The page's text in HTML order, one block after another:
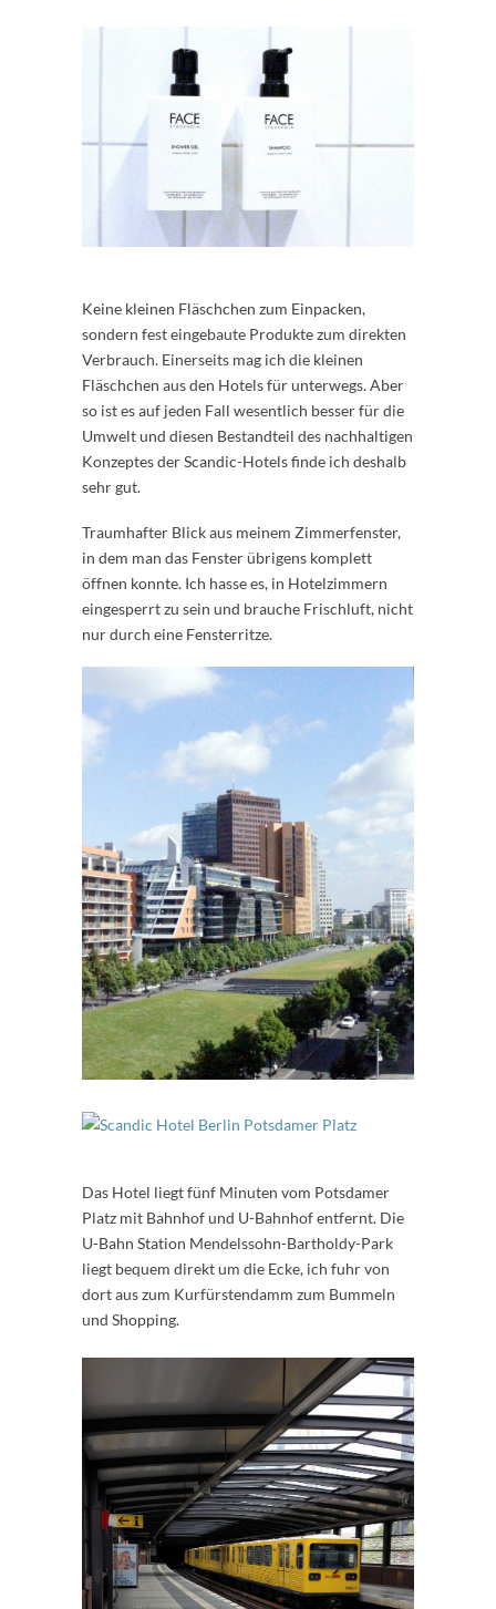
Keine kleinen Fläschchen zum Einpacken,
sondern fest eingebaute Produkte zum direkten
Verbrauch. Einerseits mag ich die kleinen
Fläschchen aus den Hotels für unterwegs. Aber
so ist es auf jeden Fall wesentlich besser für die
Umwelt und diesen Bestandteil des nachhaltigen
Konzeptes der Scandic-Hotels finde ich deshalb
sehr gut.
Traumhafter Blick aus meinem Zimmerfenster,
in dem man das Fenster übrigens komplett
öffnen konnte. Ich hasse es, in Hotelzimmern
eingesperrt zu sein und brauche Frischluft, nicht
nur durch eine Fensterritze.
Das Hotel liegt fünf Minuten vom Potsdamer
Platz mit Bahnhof und U-Bahnhof entfernt. Die
U-Bahn Station Mendelssohn-Bartholdy-Park
liegt bequem direkt um die Ecke, ich fuhr von
dort aus zum Kurfürstendamm zum Bummeln
und Shopping.